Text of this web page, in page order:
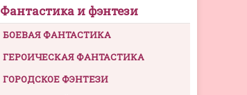
Фантастика и фэнтези
БОЕВАЯ ФАНТАСТИКА
ГЕРОИЧЕСКАЯ ФАНТАСТИКА
ГОРОДСКОЕ ФЭНТЕЗИ